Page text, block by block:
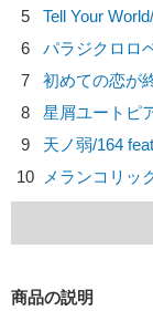
5
Tell Your World/
6
パラジクロロ
7
初めての恋が
8
星屑ユートピ
9
天ノ弱/164
10
メランコリッ
商品の説明